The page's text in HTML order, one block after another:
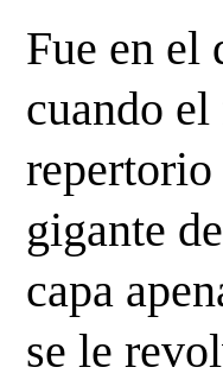
Fue en el
cuando
gigante
capa
se le